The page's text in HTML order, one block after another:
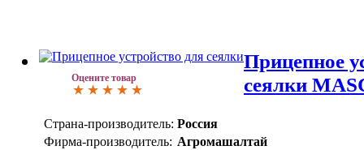
Оцените товар
Прицепное
сеялки
Страна-производитель: Россия
Фирма-производитель: Агромашалтай